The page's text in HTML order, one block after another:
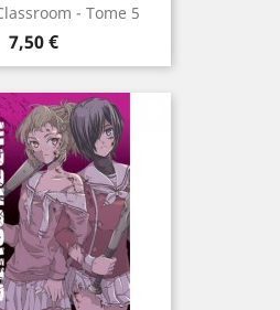
- Tome 5
Prix
7,50 €